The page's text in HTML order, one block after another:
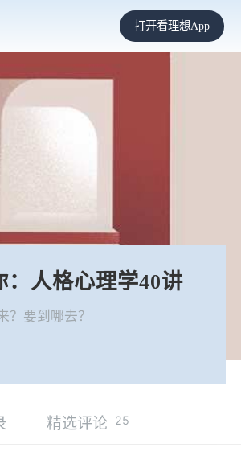
打开看理想App
：人格心理学40讲
？要到哪去？
精选评论 25